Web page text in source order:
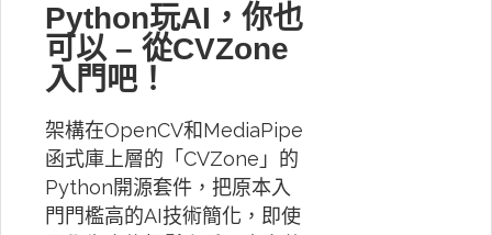
Python玩AI，你也
可以 – 從CVZone
入門吧！
架構在OpenCV和MediaPipe
函式庫上層的「CVZone」的
Python開源套件，把原本入
門門檻高的AI技術簡化，即使